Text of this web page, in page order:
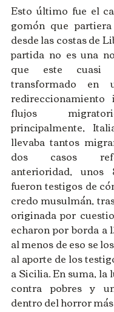
Esto último fue el
gomón que
desde las costas de
partida no es una
que este
transformado en
redireccionamiento
flujos
principalmente,
llevaba tantos
dos casos
anterioridad,
fueron testigos de
credo musulmán,
originada por
echaron por borda a
al menos de eso se
al aporte de los
a Sicilia. En suma, la
contra pobres y
dentro del horror